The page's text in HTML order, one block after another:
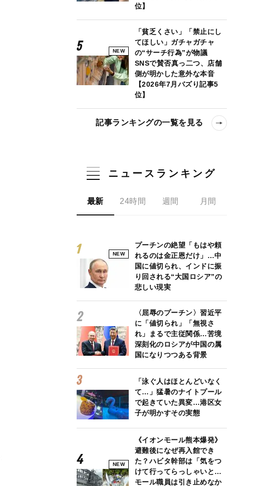
位】
NEW
「貧乏くさい」「禁止にし
てほしい」ガチャガチャ
の“サーチ行為”が物議
SNSで賛否真っ二つ、店舗
側が明かした意外な本音
【2026年7月バズり記事5
位】
記事ランキングの一覧を見る
ニュースランキング
最新 24時間 週間 月間
NEW
プーチンの絶望「もはや頼
れるのは金正恩だけ」…中
国に値切られ、インドに振
り回される“大国ロシア”の
悲しい現実
〈屈辱のプーチン〉習近平
に「値切られ」「無視さ
れ」まるで主従関係…苦境
深刻化のロシアが中国の属
国になりつつある背景
「泳ぐ人はほとんどいなく
て…」猛暑のナイトプール
で起きていた異変…港区女
子が明かすその実態
NEW
《イオンモール熊本爆発》
避難後になぜ再入館でき
た？ハビタ幹部は「気をつ
けて行ってらっしゃいと…
モール職員は引き止めなか